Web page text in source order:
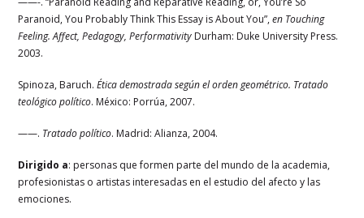
Paranoid, You Probably Think This Essay is About You”, en Touching
Feeling. Affect, Pedagogy, Performativity Durham: Duke University Press.
2003.
Spinoza, Baruch.Ética demostrada según el orden geométrico. Tratado
teológico político. México: Porrúa, 2007.
——. Tratado político. Madrid: Alianza, 2004.
Dirigido a: personas que formen parte del mundo de la academia,
profesionistas o artistas interesadas en el estudio del afecto y las
emociones.